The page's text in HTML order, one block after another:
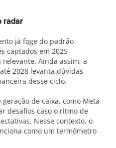
radar
já foge do padrão
captados em 2025
Ainda assim, a
2028 levanta dúvidas
desse ciclo.
de caixa, como Meta
desafios caso o ritmo de
Nesse contexto, o
como um termômetro